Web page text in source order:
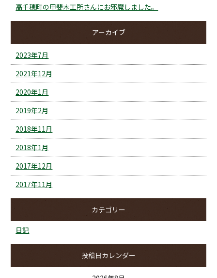
高千穂町の甲斐木工所さんにお邪魔しました。
アーカイブ
2023年7月
2021年12月
2020年1月
2019年2月
2018年11月
2018年1月
2017年12月
2017年11月
カテゴリー
日記
投稿日カレンダー